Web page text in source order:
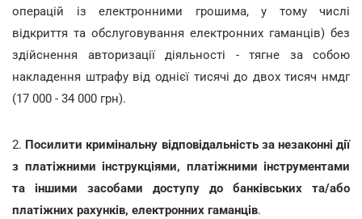
операцій із електронними грошима, у тому числі
відкриття та обслуговування електронних гаманців) без
здійснення авторизації діяльності - тягне за собою
накладення штрафу від однієї тисячі до двох тисяч нмдг
(17 000 - 34 000 грн).
2. Посилити кримінальну відповідальність за незаконні дії
з платіжними інструкціями, платіжними інструментами
та іншими засобами доступу до банківських та/або
платіжних рахунків, електронних гаманців.